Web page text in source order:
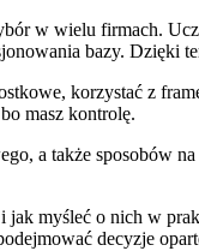
w wielu firmach.
bazy. Dzięki
korzystać z
masz kontrolę.
a także sposobów
myśleć o nich w
decyzje